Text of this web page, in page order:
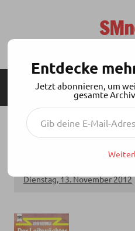
MENÜ
AUFHEBUNG DER
LEIBWÄCHTER VON
Dienstag, 13. November 2012
Entdecke
Jetzt abonnieren, um
gesamte
Gib deine E-Mail-Adresse ein ...